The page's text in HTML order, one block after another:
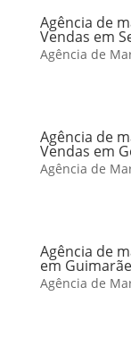
Agência de
Vendas em
Agência de
Agência de
Vendas em
Agência de
Agência de
em
Agência de